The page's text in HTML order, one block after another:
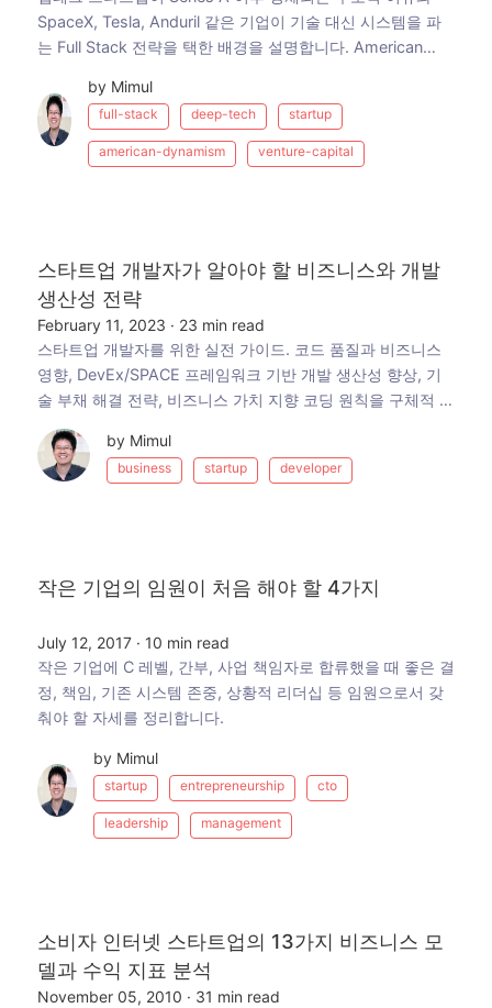
SpaceX, Tesla, Anduril 같은 기업이 기술 대신 시스템을 파
는 Full Stack 전략을 택한 배경을 설명합니다. American
다룹니다.
by Mimul
full-stack deep-tech startup
american-dynamism venture-capital
스타트업 개발자가 알아야 할 비즈니스와 개발
생산성 전략
February 11, 2023 · 23 min read
스타트업 개발자를 위한 실전 가이드. 코드 품질과 비즈니스
영향, DevEx/SPACE 프레임워크 기반 개발 생산성 향상, 기
술 부채 해결 전략, 비즈니스 가치 지향 코딩 원칙을 구체적 데
이터와 함께 정리합니다.
by Mimul
business startup developer
작은 기업의 임원이 처음 해야 할 4가지
July 12, 2017 · 10 min read
작은 기업에 C 레벨, 간부, 사업 책임자로 합류했을 때 좋은 결
정, 책임, 기존 시스템 존중, 상황적 리더십 등 임원으로서 갖
춰야 할 자세를 정리합니다.
by Mimul
startup entrepreneurship cto
leadership management
소비자 인터넷 스타트업의 13가지 비즈니스 모
델과 수익 지표 분석
November 05, 2010 · 31 min read